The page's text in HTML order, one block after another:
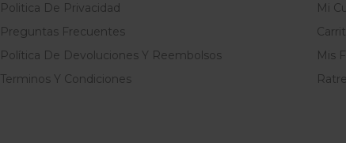
Politica De Privacidad
Preguntas Frecuentes
Política De Devoluciones Y Reembolsos
Terminos Y Condiciones
Mi
Mis